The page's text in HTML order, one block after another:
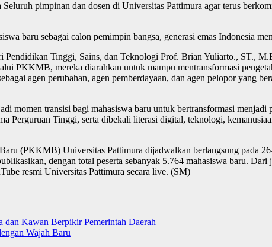
pimpinan dan dosen di Universitas Pattimura agar terus
baru sebagai calon pemimpin bangsa, generasi emas Indonesia
Tinggi, Sains, dan Teknologi Prof. Brian Yuliarto., ST.,
PKKMB, mereka diarahkan untuk mampu mentransformasi
agen perubahan, agen pemberdayaan, dan agen pelopor yang
momen transisi bagi mahasiswa baru untuk bertransformasi
Perguruan Tinggi, serta dibekali literasi digital, teknologi,
(PKKMB) Universitas Pattimura dijadwalkan berlangsung pada
dengan total peserta sebanyak 5.764 mahasiswa baru. Dari
resmi Universitas Pattimura secara live. (SM)
Kawan Berpikir Pemerintah Daerah
Wajah Baru